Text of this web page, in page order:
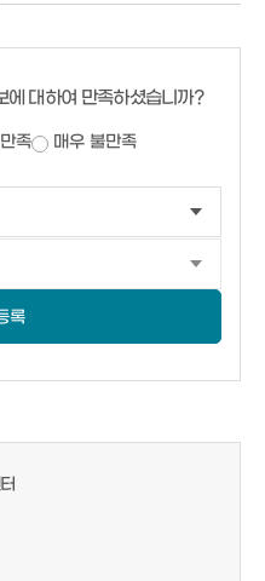
에 대하여 만족하셨습니까?
족 매우 불만족
록